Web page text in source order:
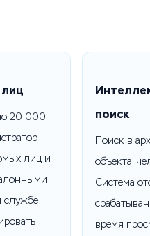
лиц
20 000
лиц и
службе
поиск
Поиск в
объекта:
Система
время